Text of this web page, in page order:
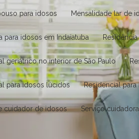
para idosos Mensalidade lar de
para idosos em Indaiatuba
geriátrico no interior de São Paulo
para idosos lúcidos Residencial
cuidador de idosos Serviço